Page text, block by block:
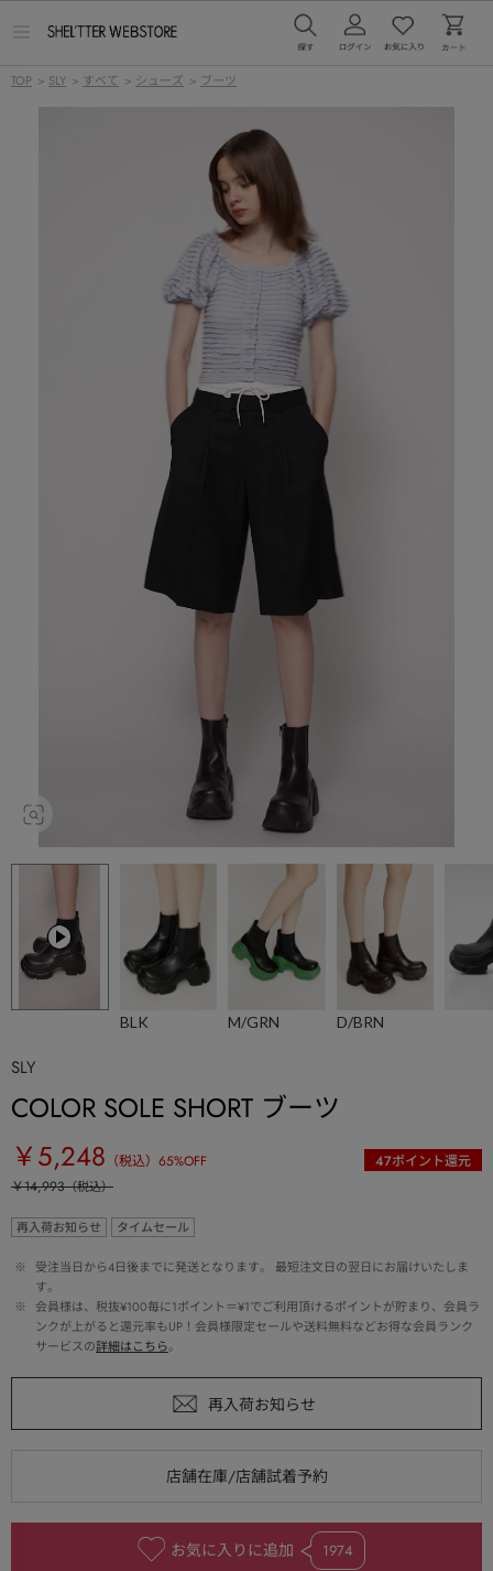
ー
TOP > SLY > すべて > シューズ > ブーツ
BLK M/GRN D/BRN
SLY
COLOR SOLE SHORT ブーツ
￥5,248 （税込） 65%OFF 47ポイント還元
￥14,993（税込）
再入荷お知らせ タイムセール
※
受注当日から4日後までに発送となります。 最短注文日の翌日にお届けいたしま
す。
※
会員様は、税抜¥100毎に1ポイント＝¥1でご利用頂けるポイントが貯まり、会員ラ
ンクが上がると還元率もUP！会員様限定セールや送料無料などお得な会員ランク
サービスの詳細はこちら。
お気に入りに追加 1974